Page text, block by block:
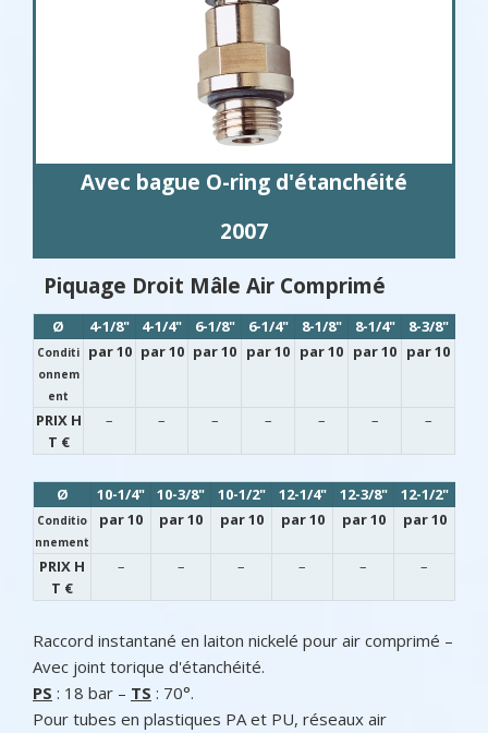
Avec bague O-ring d'étanchéité
2007
Piquage Droit Mâle Air Comprimé
Ø 4-1/8" 4-1/4" 6-1/8" 6-1/4" 8-1/8" 8-1/4" 8-3/8"
Conditi
onnem
ent
par 10 par 10 par 10 par 10 par 10 par 10 par 10
PRIX H
T €
– – – – – – –
Ø 10-1/4" 10-3/8" 10-1/2" 12-1/4" 12-3/8" 12-1/2"
Conditio
nnement
par 10 par 10 par 10 par 10 par 10 par 10
PRIX H
T €
– – – – – –
Raccord instantané en laiton nickelé pour air comprimé –
Avec joint torique d'étanchéité.
PS : 18 bar – TS : 70°.
Pour tubes en plastiques PA et PU, réseaux air